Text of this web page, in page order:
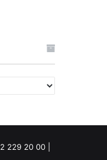
229 20 00 |